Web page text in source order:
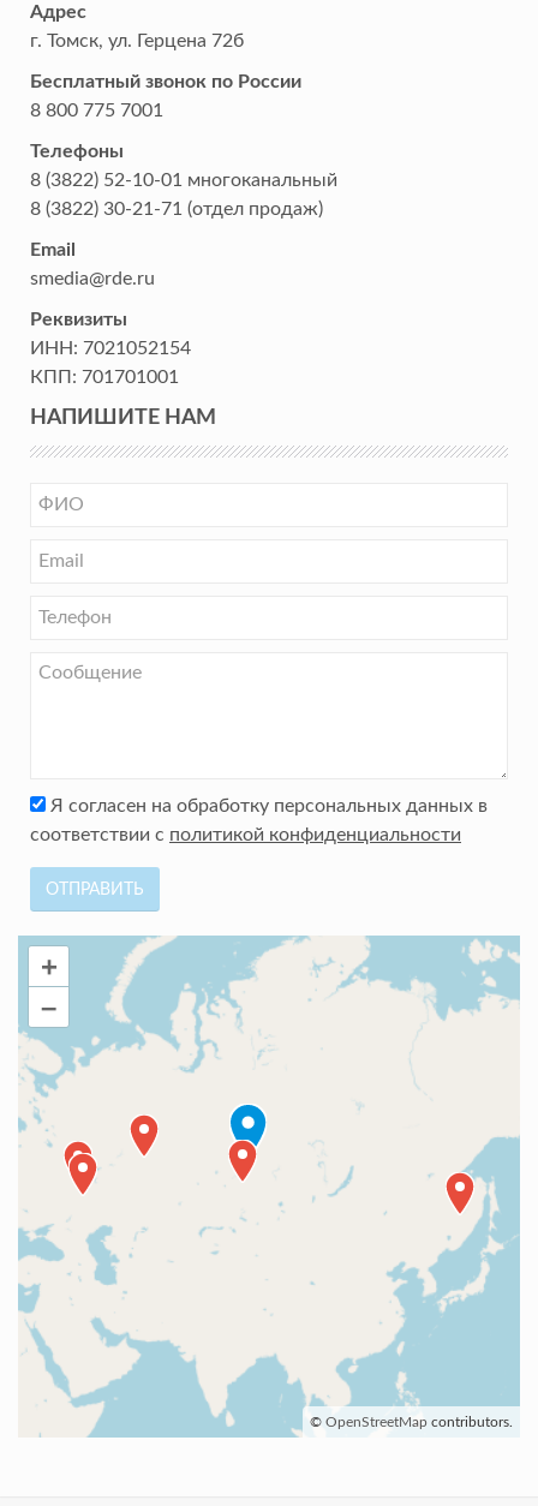
Адрес
г. Томск, ул. Герцена 72б
Бесплатный звонок по России
8 800 775 7001
Телефоны
8 (3822) 52-10-01 многоканальный
8 (3822) 30-21-71 (отдел продаж)
Email
smedia@rde.ru
Реквизиты
ИНН: 7021052154
КПП: 701701001
НАПИШИТЕ НАМ
Я согласен на обработку персональных данных в
соответствии с политикой конфиденциальности
ОТПРАВИТЬ
+
–
© OpenStreetMap contributors.